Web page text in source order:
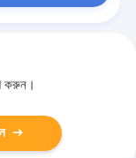
করুন।